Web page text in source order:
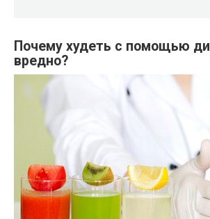
Почему худеть с помощью
вредно?